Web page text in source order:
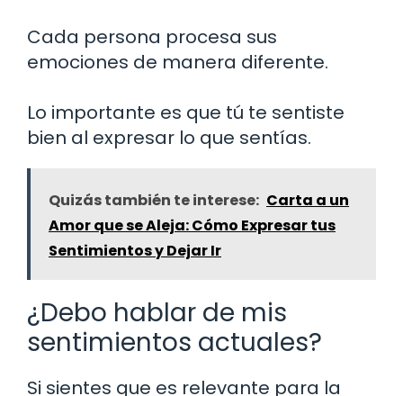
Cada persona procesa sus
emociones de manera diferente.
Lo importante es que tú te sentiste
bien al expresar lo que sentías.
Quizás también te interese: Carta a un
Amor que se Aleja: Cómo Expresar tus
Sentimientos y Dejar Ir
¿Debo hablar de mis
sentimientos actuales?
Si sientes que es relevante para la